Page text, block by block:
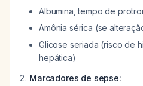
Albumina, tempo de
Amônia sérica (se
Glicose seriada (risco de
hepática)
Marcadores de sepse: